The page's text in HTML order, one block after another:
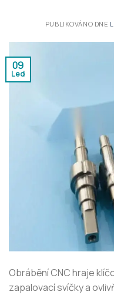
PUBLIKOVÁNO DNE
09
Led
Obrábění CNC hraje
zapalovací svíčky a